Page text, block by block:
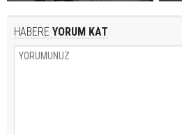
HABERE YORUM KAT